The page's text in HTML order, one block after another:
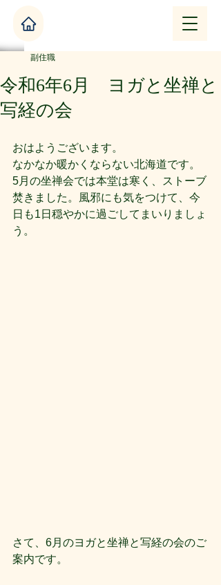
令和6年6月 ヨガと坐禅と
写経の会
副住職
おはようございます。
なかなか暖かくならない北海道です。
5月の坐禅会では本堂は寒く、ストーブ
焚きました。風邪にも気をつけて、今
日も1日穏やかに過ごしてまいりましょ
う。
さて、6月のヨガと坐禅と写経の会のご
案内です。